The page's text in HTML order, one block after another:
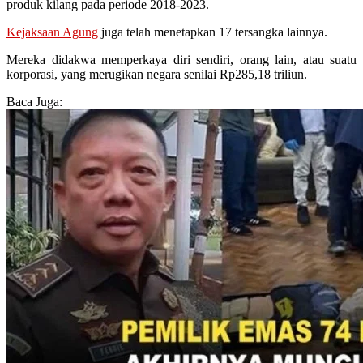
produk kilang pada periode 2018-2023.
Kejaksaan Agung juga telah menetapkan 17 tersangka lainnya.
Mereka didakwa memperkaya diri sendiri, orang lain, atau suatu
korporasi, yang merugikan negara senilai Rp285,18 triliun.
Baca Juga: